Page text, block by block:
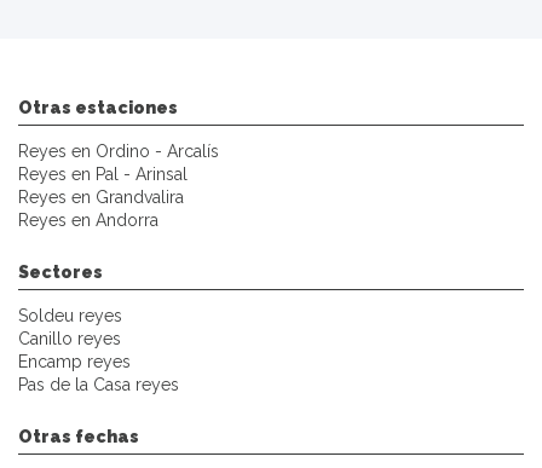
Otras estaciones
Reyes en Ordino - Arcalís
Reyes en Pal - Arinsal
Reyes en Grandvalira
Reyes en Andorra
Sectores
Soldeu reyes
Canillo reyes
Encamp reyes
Pas de la Casa reyes
Otras fechas